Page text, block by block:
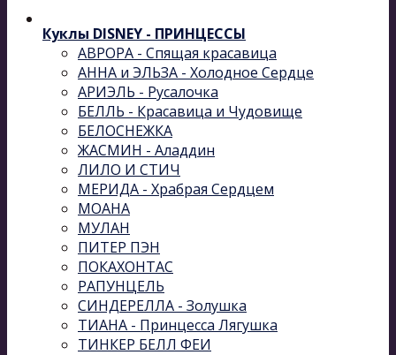
Куклы DISNEY - ПРИНЦЕССЫ
АВРОРА - Спящая красавица
АННА и ЭЛЬЗА - Холодное Сердце
АРИЭЛЬ - Русалочка
БЕЛЛЬ - Красавица и Чудовище
БЕЛОСНЕЖКА
ЖАСМИН - Аладдин
ЛИЛО И СТИЧ
МЕРИДА - Храбрая Сердцем
МОАНА
МУЛАН
ПИТЕР ПЭН
ПОКАХОНТАС
РАПУНЦЕЛЬ
СИНДЕРЕЛЛА - Золушка
ТИАНА - Принцесса Лягушка
ТИНКЕР БЕЛЛ ФЕИ